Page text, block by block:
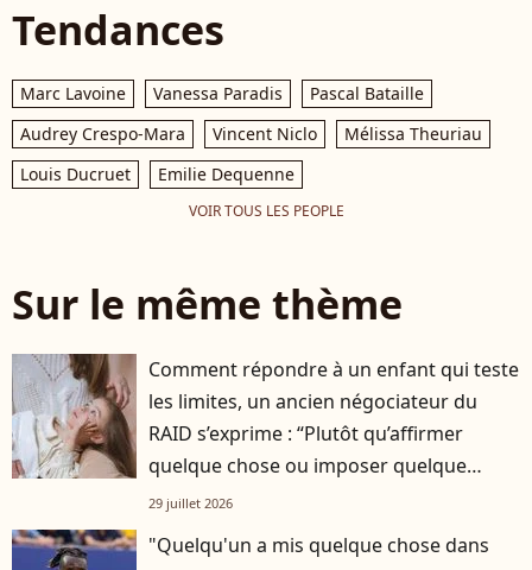
Tendances
Marc Lavoine Vanessa Paradis
Pascal Bataille
Audrey Crespo-Mara
Vincent Niclo
Mélissa Theuriau
Louis Ducruet
Emilie Dequenne
VOIR TOUS LES PEOPLE
Sur le même thème
Comment répondre à un enfant qui teste
les limites, un ancien négociateur du
RAID s’exprime : “Plutôt qu’affirmer
quelque chose ou imposer quelque
chose…”
29 juillet 2026
"Quelqu'un a mis quelque chose dans